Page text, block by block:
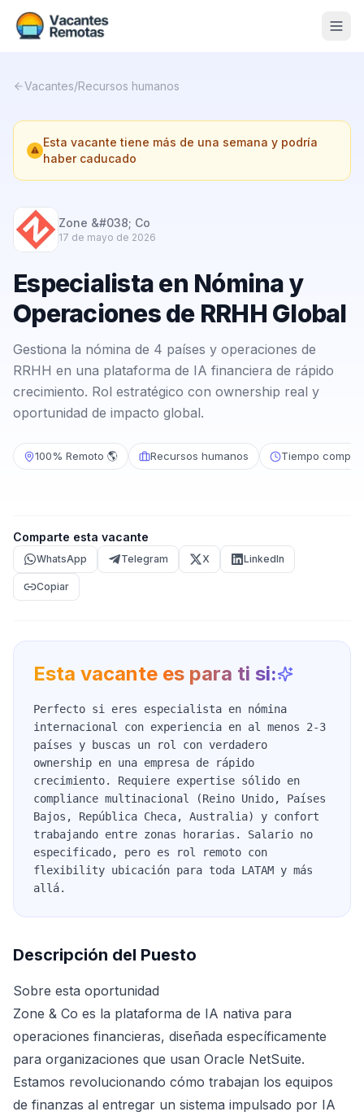
Nosotros
Contacto
Calculadora Freelance
Vacantes/Recursos humanos
Esta vacante tiene más de una semana y podría
haber caducado
Zone &#038; Co
17 de mayo de 2026
Especialista en Nómina y
Operaciones de RRHH Global
Gestiona la nómina de 4 países y operaciones de
RRHH en una plataforma de IA financiera de rápido
crecimiento. Rol estratégico con ownership real y
oportunidad de impacto global.
100% Remoto 🌎 Recursos humanos Tiempo
Comparte esta vacante
WhatsApp Telegram X LinkedIn
Copiar
Esta vacante es para ti si:
Perfecto si eres especialista en nómina
internacional con experiencia en al menos 2-3
países y buscas un rol con verdadero
ownership en una empresa de rápido
crecimiento. Requiere expertise sólido en
compliance multinacional (Reino Unido, Países
Bajos, República Checa, Australia) y confort
trabajando entre zonas horarias. Salario no
especificado, pero es rol remoto con
flexibility ubicación para toda LATAM y más
allá.
Descripción del Puesto
Sobre esta oportunidad
Zone & Co es la plataforma de IA nativa para
operaciones financieras, diseñada específicamente
para organizaciones que usan Oracle NetSuite.
Estamos revolucionando cómo trabajan los equipos
de finanzas al entregar un sistema impulsado por IA